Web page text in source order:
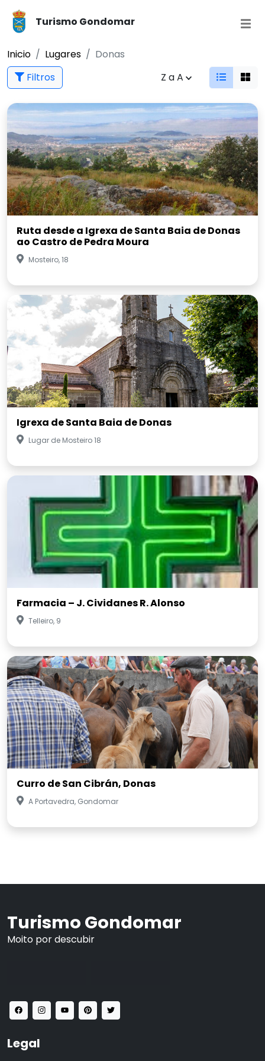
Turismo Gondomar
Inicio Lugares
Donas
Filtros
Z a A
Ruta desde a Igrexa de Santa Baia de Donas
ao Castro de Pedra Moura
Mosteiro, 18
Igrexa de Santa Baia de Donas
Lugar de Mosteiro 18
Farmacia – J. Cividanes R. Alonso
Telleiro, 9
Curro de San Cibrán, Donas
A Portavedra, Gondomar
Turismo Gondomar
Moito por descubir
Legal